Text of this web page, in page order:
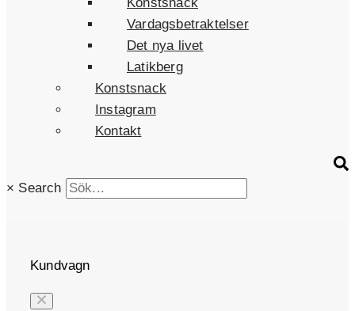
Vardagsbetraktelser
Det nya livet
Latikberg
Konstsnack
Instagram
Kontakt
× Search
Kundvagn